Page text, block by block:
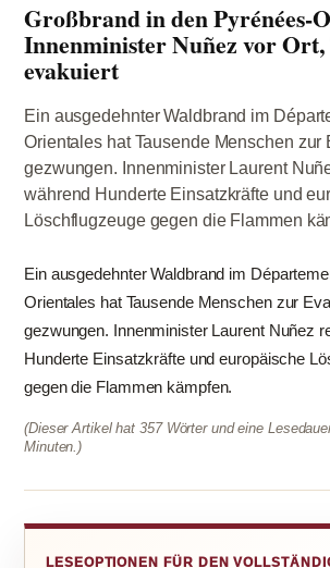
Großbrand in den Pyrénées-
Innenminister Nuñez vor Ort,
evakuiert
Ein ausgedehnter Waldbrand im
Orientales hat Tausende Menschen zur
gezwungen. Innenminister Laurent
während Hunderte Einsatzkräfte und
Löschflugzeuge gegen die Flammen
Ein ausgedehnter Waldbrand im
Orientales hat Tausende Menschen zur
gezwungen. Innenminister Laurent Nuñez
Hunderte Einsatzkräfte und europäische
gegen die Flammen kämpfen.
(Dieser Artikel hat 357 Wörter und eine
Minuten.)
LESEOPTIONEN FÜR DEN